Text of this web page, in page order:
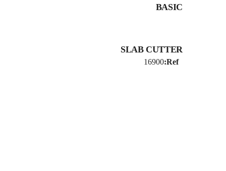
BASIC
SLAB CUTTER
Ref:
16900